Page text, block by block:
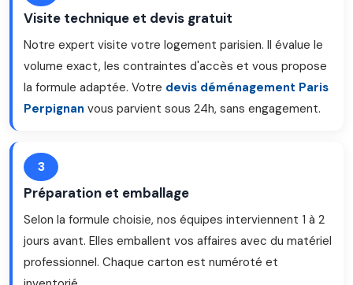
Visite technique et devis gratuit
Notre expert visite votre logement parisien. Il évalue le
volume exact, les contraintes d'accès et vous propose
la formule adaptée. Votre devis déménagement Paris
Perpignan vous parvient sous 24h, sans engagement.
3
Préparation et emballage
Selon la formule choisie, nos équipes interviennent 1 à 2
jours avant. Elles emballent vos affaires avec du matériel
professionnel. Chaque carton est numéroté et